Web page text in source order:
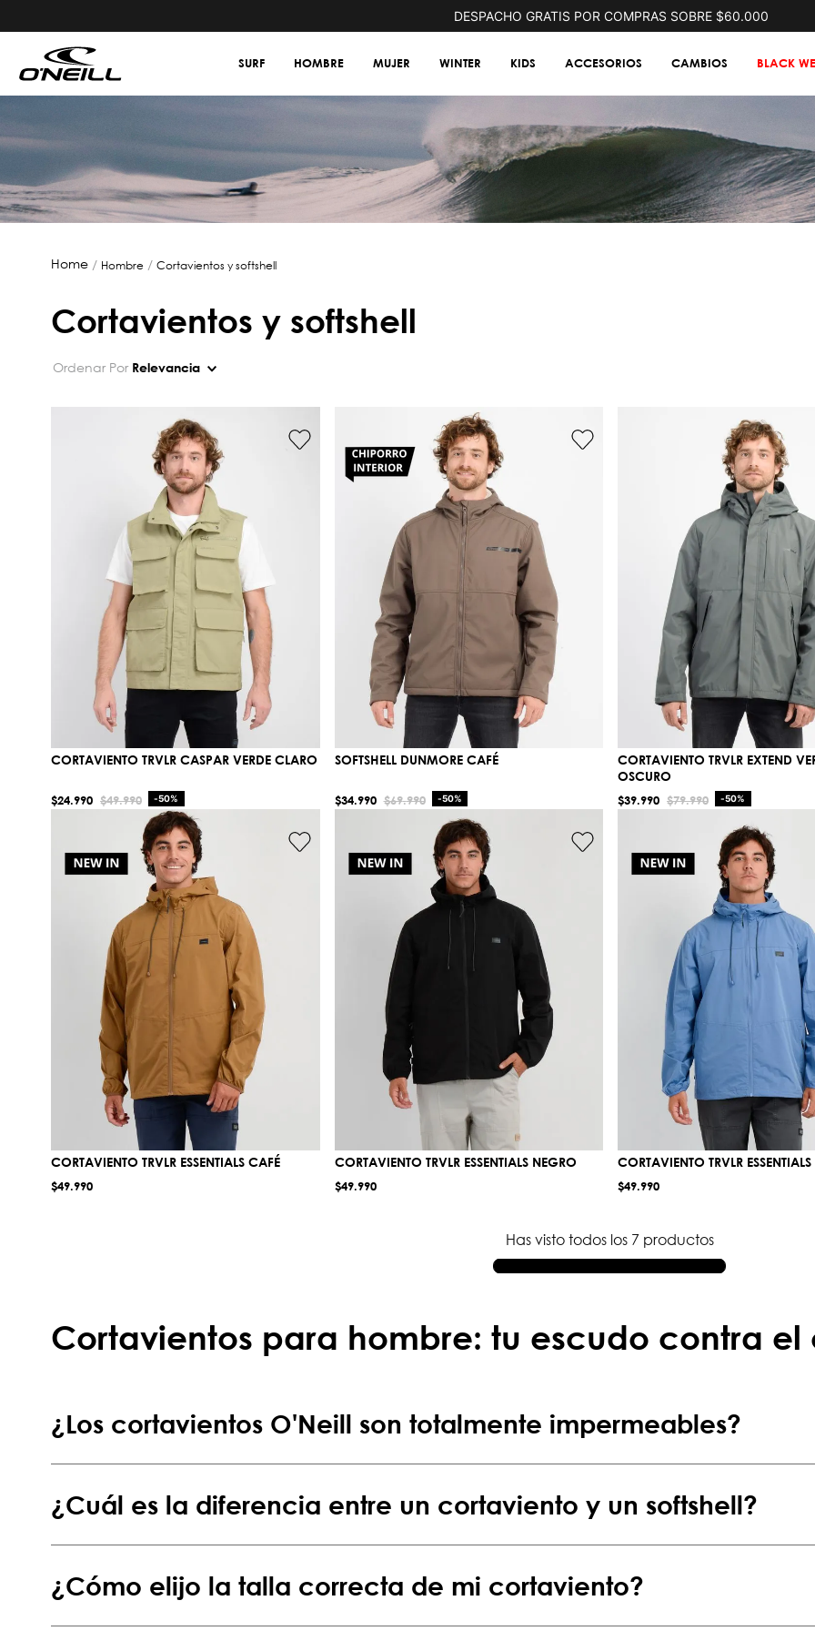
DESPACHO GRATIS POR COMPRAS SOBRE $60.000
SURF HOMBRE MUJER WINTER KIDS ACCESORIOS CAMBIOS BLACK
hombre cortavientos y softshell
cortavientos y softshell
Ordenar Por Relevancia
CORTAVIENTO TRVLR CASPAR VERDE CLARO
$49.990
$24.990 -50%
SOFTSHELL DUNMORE CAFÉ
$69.990
$34.990 -50%
CORTAVIENTO TRVLR EXTEND
OSCURO
$79.990
$39.990 -50%
CORTAVIENTO TRVLR ESSENTIALS CAFÉ
$49.990
CORTAVIENTO TRVLR ESSENTIALS NEGRO
$49.990
CORTAVIENTO TRVLR
$49.990
Has visto todos los 7productos
Cortavientos para hombre: tu escudo contra el
¿Los cortavientos O'Neill son totalmente impermeables?
¿Cuál es la diferencia entre un cortaviento y un softshell?
¿Cómo elijo la talla correcta de mi cortaviento?